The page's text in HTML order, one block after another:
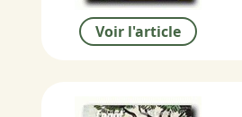
Voir l'article